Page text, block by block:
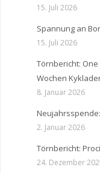
15. Juli 2026
Spannung an
15. Juli 2026
Törnbericht:
Wochen
8. Januar 2026
2. Januar 2026
Törnbericht:
24. Dezember